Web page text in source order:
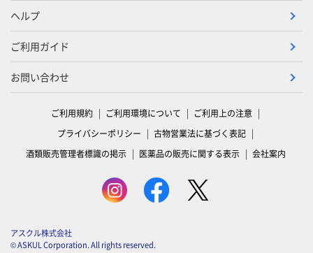
ヘルプ
ご利用ガイド
お問い合わせ
ご利用規約 ご利用環境について
ご利用上の注意
プライバシーポリシー
古物営業法に基づく表記
酒類販売管理者標識の掲示
医薬品の販売に関する表示 会社案内
アスクル株式会社
© ASKUL Corporation. All rights reserved.